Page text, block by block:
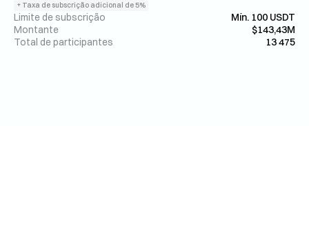
+ Taxa de subscrição adicional de 5%
Limite de subscrição
Mín. 100 USDT
Montante
$143,43M
Total de participantes
13 475